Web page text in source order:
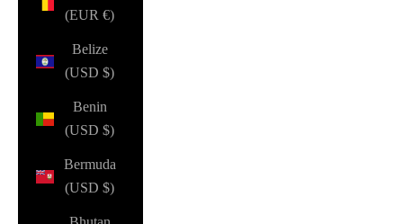
(EUR €)
Belize
(USD $)
Benin
(USD $)
Bermuda
(USD $)